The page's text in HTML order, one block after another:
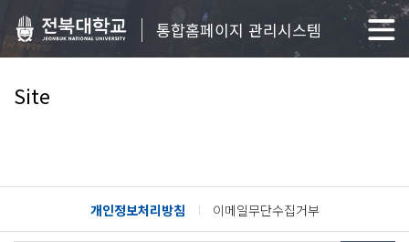
통합홈페이지 관리시스템
Site
개인정보처리방침 이메일무단수집거부